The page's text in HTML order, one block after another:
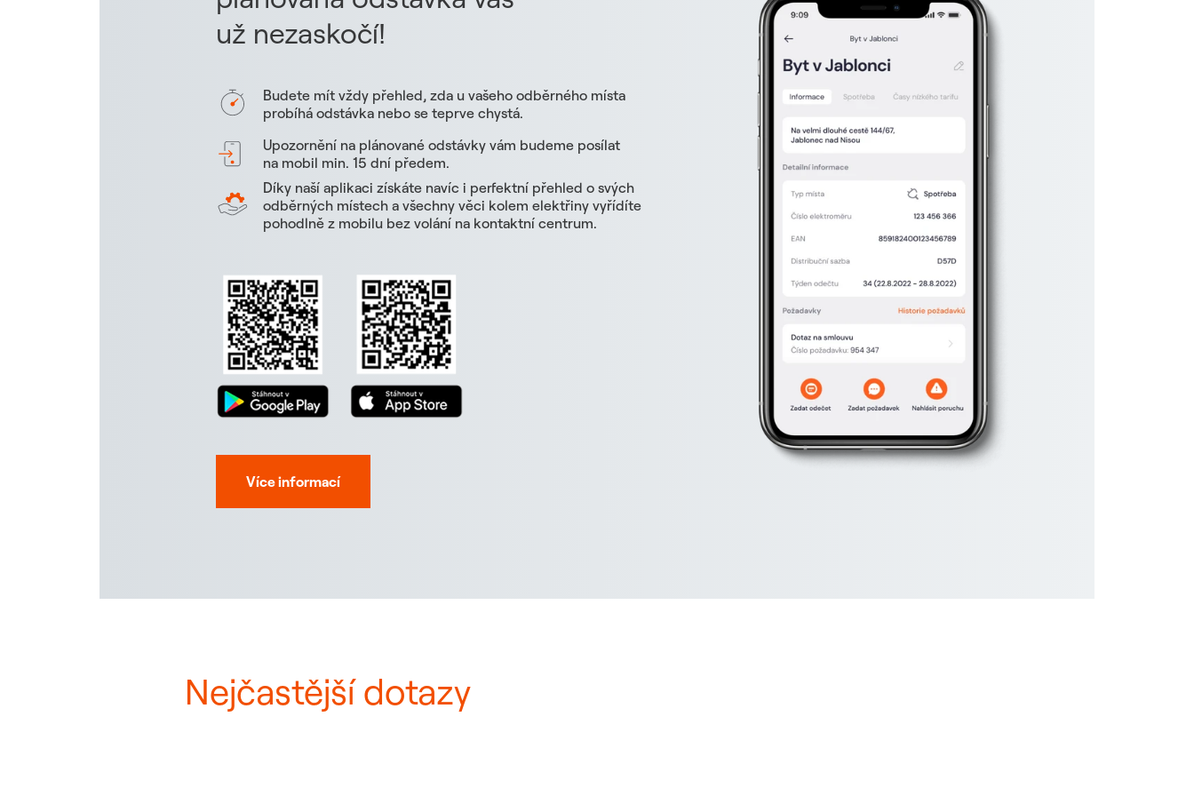
už nezaskočí!
Budete mít vždy přehled, zda u vašeho odběrného místa
probíhá odstávka nebo se teprve chystá.
Upozornění na plánované odstávky vám budeme posílat
na mobil min. 15 dní předem.
Díky naší aplikaci získáte navíc i perfektní přehled o svých
odběrných místech a všechny věci kolem elektřiny vyřídíte
pohodlně z mobilu bez volání na kontaktní centrum.
Více informací
Nejčastější dotazy